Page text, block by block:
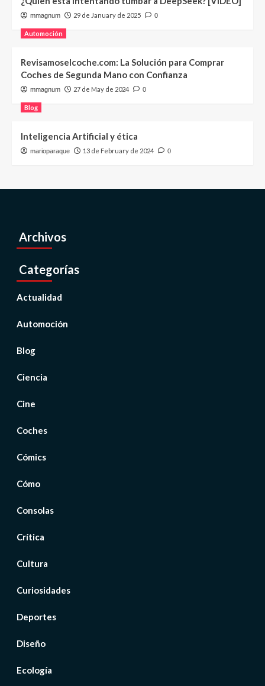
mmagnum 29 de January de 2025 0
Automoción
Revisamoselcoche.com: La Solución para Comprar
Coches de Segunda Mano con Confianza
mmagnum 27 de May de 2024 0
Blog
Inteligencia Artificial y ética
marioparaque 13 de February de 2024 0
Archivos
Categorías
Actualidad
Automoción
Blog
Ciencia
Cine
Coches
Cómics
Cómo
Consolas
Crítica
Cultura
Curiosidades
Deportes
Diseño
Ecología